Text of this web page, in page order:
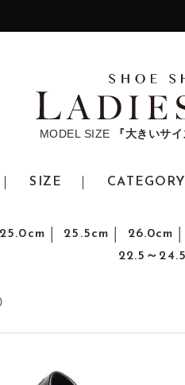
MODEL SIZE 『大きいサイ
SIZE CATEGORY
25.0cm 25.5cm 26.0cm
22.5～